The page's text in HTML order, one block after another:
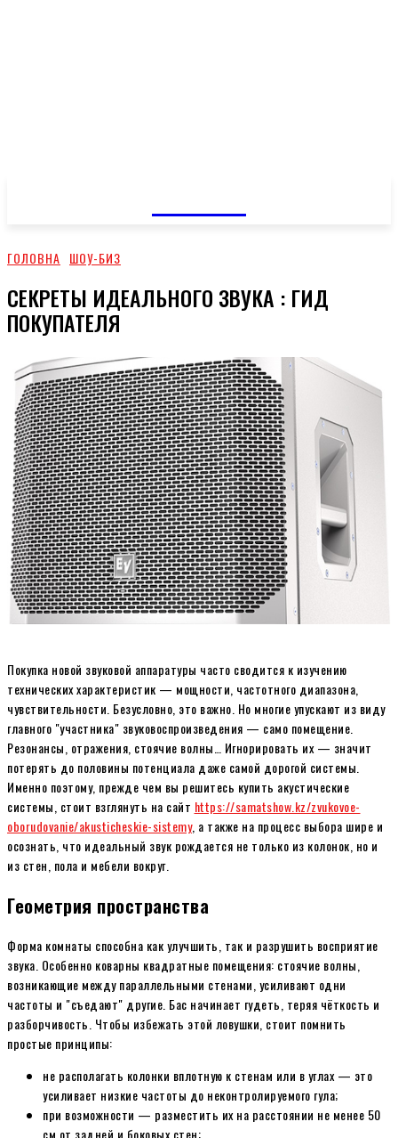
ГОЛОВНА ШОУ-БИЗ
СЕКРЕТЫ ИДЕАЛЬНОГО ЗВУКА : ГИД
ПОКУПАТЕЛЯ
Покупка новой звуковой аппаратуры часто сводится к изучению
технических характеристик — мощности, частотного диапазона,
чувствительности. Безусловно, это важно. Но многие упускают из виду
главного "участника" звуковоспроизведения — само помещение.
Резонансы, отражения, стоячие волны… Игнорировать их — значит
потерять до половины потенциала даже самой дорогой системы.
Именно поэтому, прежде чем вы решитесь купить акустические
системы, стоит взглянуть на сайт https://samatshow.kz/zvukovoe-
oborudovanie/akusticheskie-sistemy, а также на процесс выбора шире и
осознать, что идеальный звук рождается не только из колонок, но и
из стен, пола и мебели вокруг.
Геометрия пространства
Форма комнаты способна как улучшить, так и разрушить восприятие
звука. Особенно коварны квадратные помещения: стоячие волны,
возникающие между параллельными стенами, усиливают одни
частоты и "съедают" другие. Бас начинает гудеть, теряя чёткость и
разборчивость. Чтобы избежать этой ловушки, стоит помнить
простые принципы:
не располагать колонки вплотную к стенам или в углах — это
усиливает низкие частоты до неконтролируемого гула;
при возможности — разместить их на расстоянии не менее 50
см от задней и боковых стен;